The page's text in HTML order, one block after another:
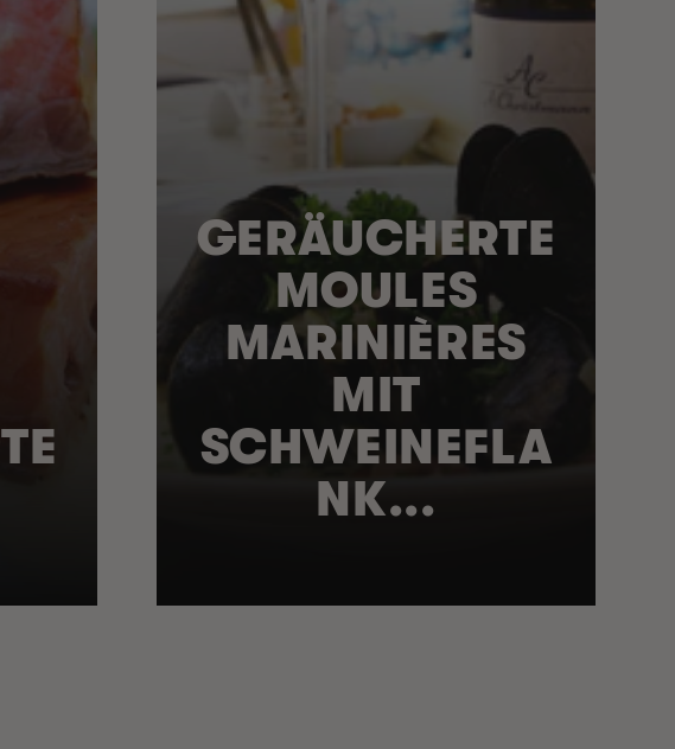
GERÄUCHERTE
MOULES
MARINIÈRES
MIT
SCHWEINEFLA
NK...